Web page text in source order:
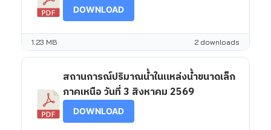
DOWNLOAD
2 downloads
1.23 MB
สถานการณ์ปริมาณน้ำในแหล่งน้ำขนาดเล็ก
ภาคเหนือ วันที่ 3 สิงหาคม 2569
DOWNLOAD